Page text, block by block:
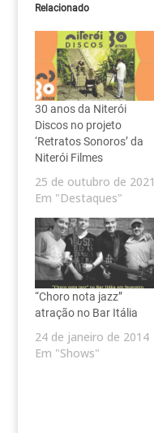
Relacionado
30 anos da Niterói
Discos no projeto
‘Retratos Sonoros’ da
Niterói Filmes
25 de outubro de 2021
Em "Destaques"
“Choro nota jazz”
atração no Bar Itália
24 de janeiro de 2014
Em "Shows"